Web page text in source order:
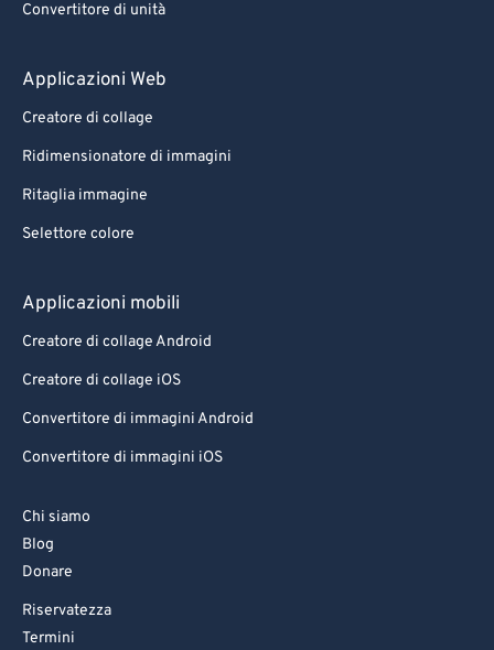
Convertitore di unità
Applicazioni Web
Creatore di collage
Ridimensionatore di immagini
Ritaglia immagine
Selettore colore
Applicazioni mobili
Creatore di collage Android
Creatore di collage iOS
Convertitore di immagini Android
Convertitore di immagini iOS
Chi siamo
Blog
Donare
Riservatezza
Termini